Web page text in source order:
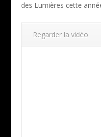
des Lumières cette
Regarder la vidéo